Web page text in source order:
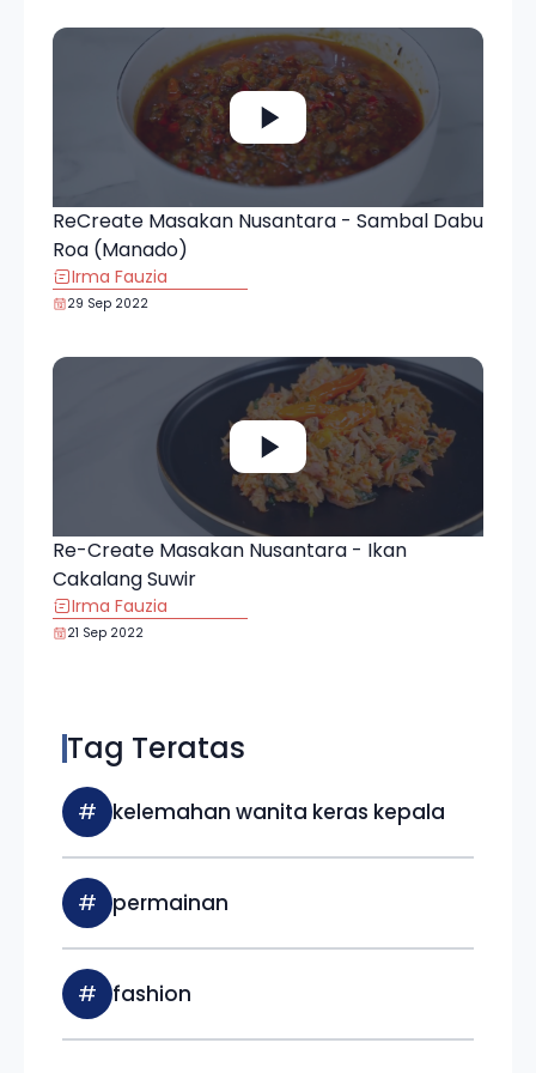
ReCreate Masakan Nusantara - Sambal Dabu
Roa (Manado)
Irma Fauzia
29 Sep 2022
Re-Create Masakan Nusantara - Ikan
Cakalang Suwir
Irma Fauzia
21 Sep 2022
Tag Teratas
# kelemahan wanita keras kepala
# permainan
# fashion